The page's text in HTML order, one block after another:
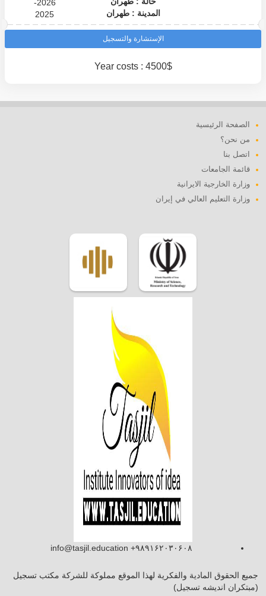
المدينة : طهران
الإستشارة والتسجيل
Year costs : 4500$
الصفحة الرئيسية
من نحن؟
اتصل بنا
قائمة الجامعات
وزارة الخارجية الايرانية
وزارة التعليم العالي في إيران
info@tasjil.education +۹۸۹۱۶۲۰۳۰۶۰۸
جميع الحقوق المادية والفكرية لهذا الموقع مملوكة للشركة مكتب تسجيل
(مبتکران اندیشه تسجیل)